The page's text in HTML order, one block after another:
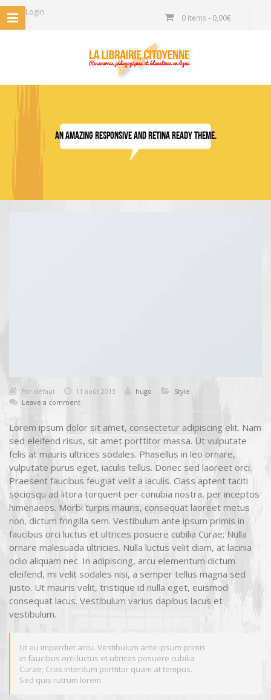
Login
0 items - 0,00€
An Amazing responsive and Retina ready theme.
Par défaut 11 août 2013 hugo
Style
Leave a comment
Lorem ipsum dolor sit amet, consectetur adipiscing elit. Nam
sed eleifend risus, sit amet porttitor massa. Ut vulputate
felis at mauris ultrices sodales. Phasellus in leo ornare,
vulputate purus eget, iaculis tellus. Donec sed laoreet orci.
Praesent faucibus feugiat velit a iaculis. Class aptent taciti
sociosqu ad litora torquent per conubia nostra, per inceptos
himenaeos. Morbi turpis mauris, consequat laoreet metus
non, dictum fringilla sem. Vestibulum ante ipsum primis in
faucibus orci luctus et ultrices posuere cubilia Curae; Nulla
ornare malesuada ultricies. Nulla luctus velit diam, at lacinia
odio aliquam nec. In adipiscing, arcu elementum dictum
eleifend, mi velit sodales nisi, a semper tellus magna sed
justo. Ut mauris velit, tristique id nulla eget, euismod
consequat lacus. Vestibulum varius dapibus lacus et
vestibulum.
Ut eu imperdiet arcu. Vestibulum ante ipsum primis
in faucibus orci luctus et ultrices posuere cubilia
Curae; Cras interdum porttitor quam at tempus.
Sed quis rutrum lorem.